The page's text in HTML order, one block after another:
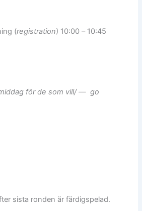
(registration) 10:00 – 10:45
för de som vill/ — go
sista ronden är färdigspelad.